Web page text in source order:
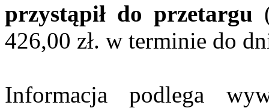
przystąpił do przetargu
426,00 zł. w terminie do
Informacja podlega